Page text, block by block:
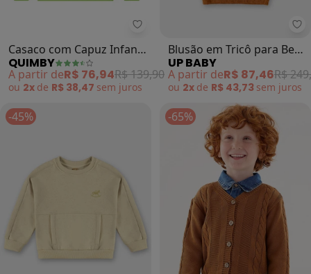
Quimby - Casaco com Capuz
Casaco com Capuz Infantil
Unissex (Verde)
QUIMBY
A partir deR$ 76,94R$ 139,90
ou 2x de R$ 38,47 sem juros
Blusão em Tricô para Bebê
Menino (Marrom)
UP BABY
A partir deR$ 87,46R$
ou 2x de R$ 43,73 sem juros
-45% -65%